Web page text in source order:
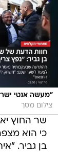
"מעשה אנטי
צילום מסך
שר החוץ
‏כי הוא
בן גביר.